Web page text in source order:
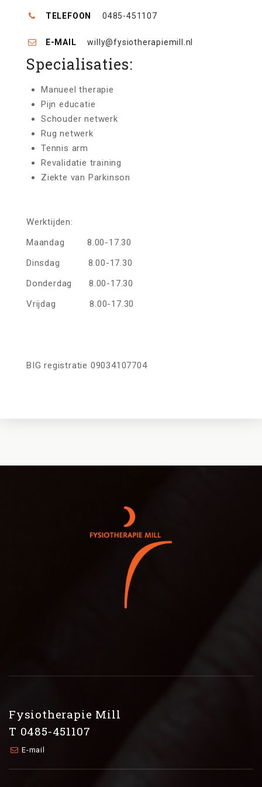
TELEFOON 0485-451107
E-MAIL willy@fysiotherapiemill.nl
Specialisaties:
Manueel therapie
Pijn educatie
Schouder netwerk
Rug netwerk
Tennis arm
Revalidatie training
Ziekte van Parkinson
Werktijden:
Maandag 8.00-17.30
Dinsdag 8.00-17.30
Donderdag 8.00-17.30
Vrijdag 8.00-17.30
BIG registratie 09034107704
Fysiotherapie Mill
T 0485-451107
E-mail